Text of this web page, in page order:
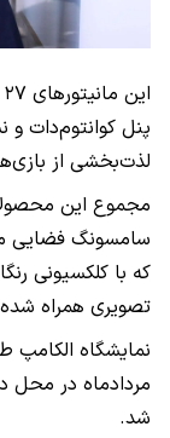
لذت‌بخشی از
مجموع این
سامسونگ فضایی
که با کلکسیونی
تصویری همراه
مردادماه در محل
شد.